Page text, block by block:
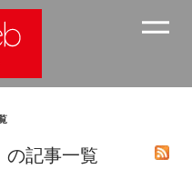
の記事一覧